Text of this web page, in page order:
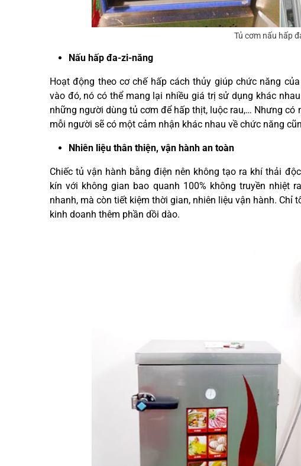
Tủ cơm nấu hấp
Nấu hấp đa-zi-năng
Hoạt động theo cơ chế hấp cách thủy giúp chức năng
vào đó, nó có thể mang lại nhiều giá trị sử dụng khác
những người dùng tủ cơm để hấp thịt, luộc rau,… Nhưng
mỗi người sẽ có một cảm nhận khác nhau về chức năng
Nhiên liệu thân thiện, vận hành an toàn
Chiếc tủ vận hành bằng điện nên không tạo ra khí thải
kín với không gian bao quanh 100% không truyền nhiệt
nhanh, mà còn tiết kiệm thời gian, nhiên liệu vận hành.
kinh doanh thêm phần dồi dào.